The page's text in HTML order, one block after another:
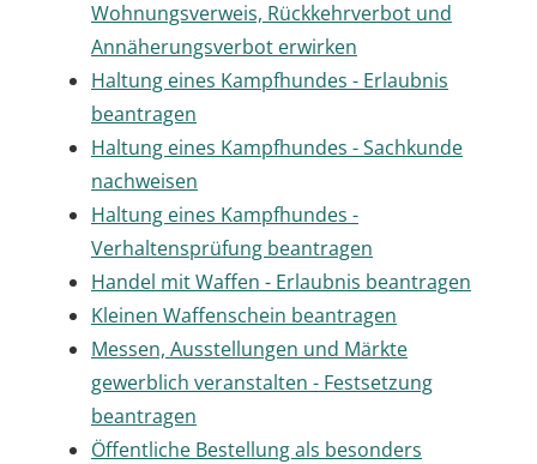
Wohnungsverweis, Rückkehrverbot und
Annäherungsverbot erwirken
Haltung eines Kampfhundes - Erlaubnis
beantragen
Haltung eines Kampfhundes - Sachkunde
nachweisen
Haltung eines Kampfhundes -
Verhaltensprüfung beantragen
Handel mit Waffen - Erlaubnis beantragen
Kleinen Waffenschein beantragen
Messen, Ausstellungen und Märkte
gewerblich veranstalten - Festsetzung
beantragen
Öffentliche Bestellung als besonders